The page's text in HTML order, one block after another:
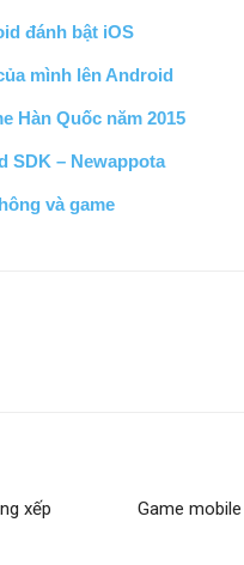
đánh bật iOS
mình lên Android
Hàn Quốc năm 2015
SDK – Newappota
và game
xếp
Game